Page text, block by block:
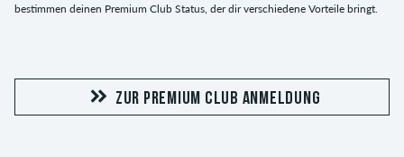
bestimmen deinen Premium Club Status, der dir verschiedene Vorteile bringt.
ZUR PREMIUM CLUB ANMELDUNG